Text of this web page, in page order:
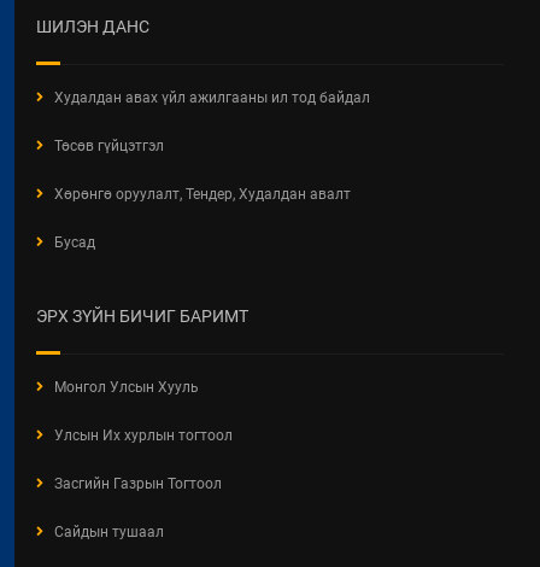
ШИЛЭН ДАНС
Худалдан авах үйл ажилгааны ил тод байдал
Төсөв гүйцэтгэл
Хөрөнгө оруулалт, Тендер, Худалдан авалт
Бусад
ЭРХ ЗҮЙН БИЧИГ БАРИМТ
Монгол Улсын Хууль
Улсын Их хурлын тогтоол
Засгийн Газрын Тогтоол
Сайдын тушаал